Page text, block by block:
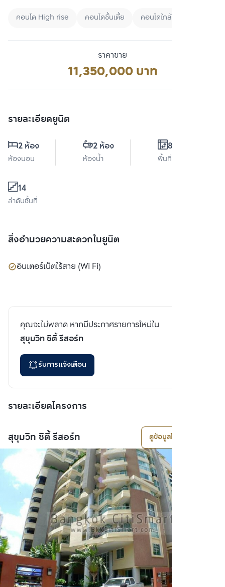
คอนโด High rise คอนโดชั้นเตี้ย คอนโดใกล้ BTS
ราคาขาย
11,350,000 บาท
รายละเอียดยูนิต
2 ห้อง
ห้องนอน
2 ห้อง
ห้องน้ำ
80 ตร.ม.
พื้นที่ใช้สอย
14
ลำดับชั้นที่
สิ่งอำนวยความสะดวกในยูนิต
อินเตอร์เน็ตไร้สาย (Wi Fi)
คุณจะไม่พลาด หากมีประกาศรายการใหม่ใน
สุขุมวิท ซิตี้ รีสอร์ท
รับการแจ้งเตือน
รายละเอียดโครงการ
สุขุมวิท ซิตี้ รีสอร์ท ดูข้อมูลโครงการ